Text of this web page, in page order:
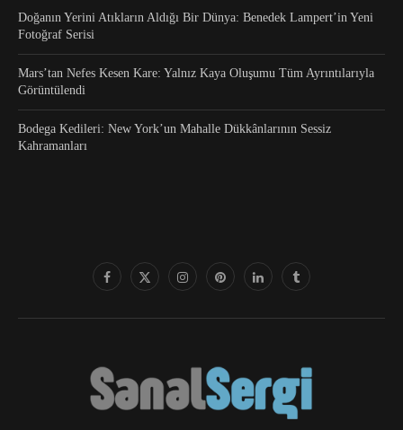
Doğanın Yerini Atıkların Aldığı Bir Dünya: Benedek Lampert’in Yeni
Fotoğraf Serisi
Mars’tan Nefes Kesen Kare: Yalnız Kaya Oluşumu Tüm Ayrıntılarıyla
Görüntülendi
Bodega Kedileri: New York’un Mahalle Dükkânlarının Sessiz
Kahramanları